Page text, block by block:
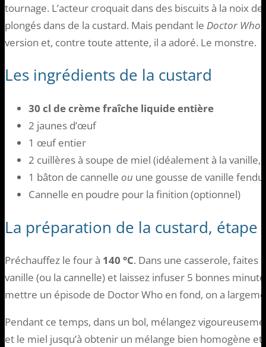
tournage. L’acteur croquait dans des biscuits à la noix
plongés dans de la custard. Mais pendant le Doctor Who
version et, contre toute attente, il a adoré. Le monstre.
Les ingrédients de la custard
30 cl de crème fraîche liquide entière
2 jaunes d’œuf
1 œuf entier
2 cuillères à soupe de miel (idéalement à la
1 bâton de cannelle ou une gousse de vanille
Cannelle en poudre pour la finition (optionnel)
La préparation de la custard, étape
Préchauffez le four à 140 °C. Dans une casserole, faites
vanille (ou la cannelle) et laissez infuser 5 bonnes
mettre un épisode de Doctor Who en fond, on a
Pendant ce temps, dans un bol, mélangez
et le miel jusqu’à obtenir un mélange bien homogène